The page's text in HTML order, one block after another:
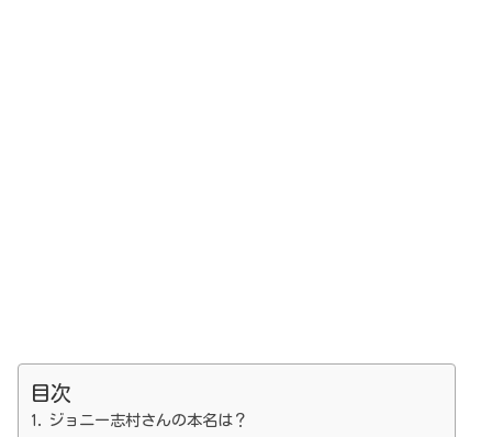
目次
ジョニー志村さんの本名は？